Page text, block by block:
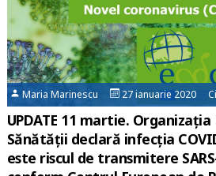
Maria Marinescu 27 ianuarie 2020
UPDATE 11 martie.
Sănătății declară infecția
este riscul de transmitere